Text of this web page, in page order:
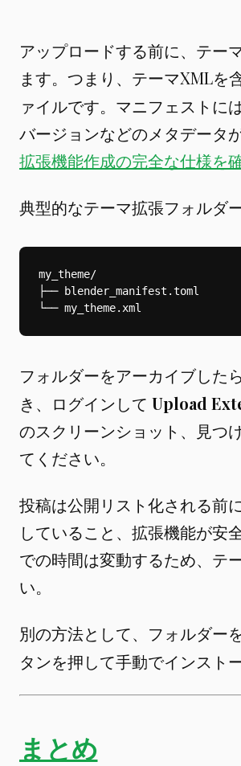
アップロードする前に、テー
ます。つまり、テーマXMLを
ァイルです。マニフェストに
バージョンなどのメタデータ
拡張機能作成の完全な仕様を
典型的なテーマ拡張フォルダ
my_theme/
├── blender_manifest.toml
フォルダーをアーカイブした
き、ログインして Upload
のスクリーンショット、見つ
てください。
投稿は公開リスト化される前
していること、拡張機能が安
での時間は変動するため、テ
い。
別の方法として、フォルダー
タンを押して手動でインスト
まとめ